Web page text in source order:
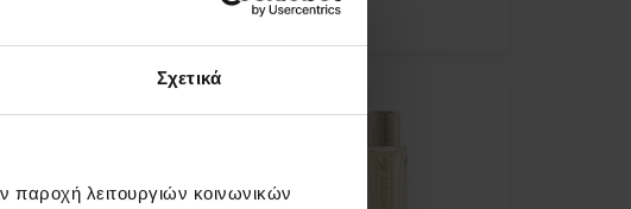
Σχετικά
παροχή λειτουργιών κοινωνικών
35,00 €